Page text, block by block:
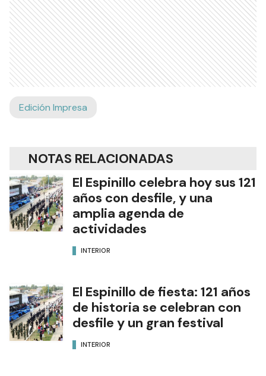
Edición Impresa
NOTAS RELACIONADAS
El Espinillo celebra hoy sus 121
años con desfile, y una
amplia agenda de
actividades
INTERIOR
El Espinillo de fiesta: 121 años
de historia se celebran con
desfile y un gran festival
INTERIOR